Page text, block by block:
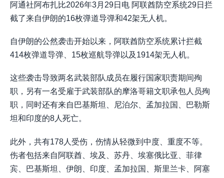
阿通社阿布扎比2026年3月29日电 阿联酋防空系统29日拦
截了来自伊朗的16枚弹道导弹和42架无人机。
自伊朗的公然袭击开始以来，阿联酋防空系统累计拦截
414枚弹道导弹、15枚巡航导弹以及1914架无人机。
这些袭击导致两名武装部队成员在履行国家职责期间殉
职，另有一名受雇于武装部队的摩洛哥籍文职承包人员殉
职，同时还有来自巴基斯坦、尼泊尔、孟加拉国、巴勒斯
坦和印度的8人死亡。
此外，共有178人受伤，伤情从轻微到中度、重度不等。
伤者包括来自阿联酋、埃及、苏丹、埃塞俄比亚、菲律
宾、巴基斯坦、伊朗、印度、孟加拉国、斯里兰卡、阿塞